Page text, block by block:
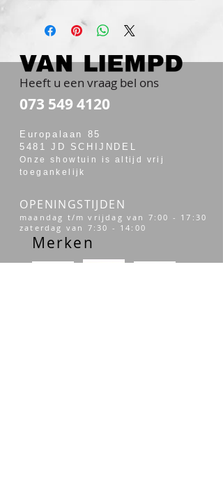
Heeft u een vraag bel ons
073 549 4120
Europalaan 85
5481 JD SCHIJNDEL
Onze showtuin is altijd vrij
toegankelijk
OPENINGSTIJDEN
maandag t/m vrijdag van 7:00 - 17:30
zaterdag van 7:30 - 14:00
Merken